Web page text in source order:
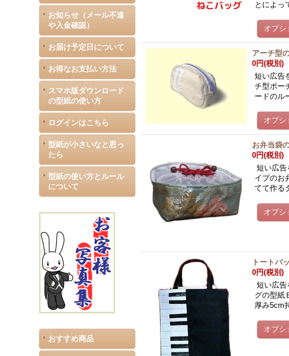
お知らせ（メール不達
や入金確認）
お届け予定日について
お得なお支払い方法
スマホ版ダウンロード
の型紙の使い方
ログインはこちら
型紙が小さいなと思っ
たら
型紙の使い方とルール
について
おすすめ商品
とによっ
アーチ型
0円(税別)
短い広告
チ型ポー
ードのル
お弁当袋
0円(税別)
短い広告
イプのお
てて作る
トートバ
0円(税別)
短い広告
グの型紙
厚み5cm